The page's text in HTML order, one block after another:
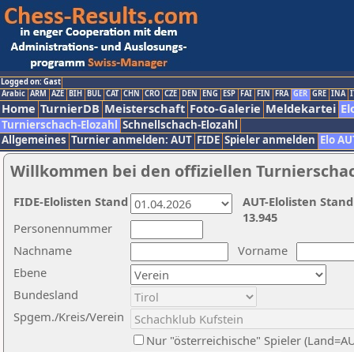
Logged on: Gast
Arabic ARM AZE BIH BUL CAT CHN CRO CZE DEN ENG ESP FAI FIN FRA GER GRE INA
Home TurnierDB Meisterschaft Foto-Galerie Meldekartei
Turnierschach-Elozahl Schnellschach-Elozahl
Allgemeines Turnier anmelden: AUT FIDE Spieler anmelden Elo
Willkommen bei den offiziellen
Nachname
Vorname
Ebene
Personennummer
Bundesland
Spgem./Kreis/Verein
Nur "österreichische" Spieler
AUT-Elolisten
13.945
FIDE-Elolisten Stand